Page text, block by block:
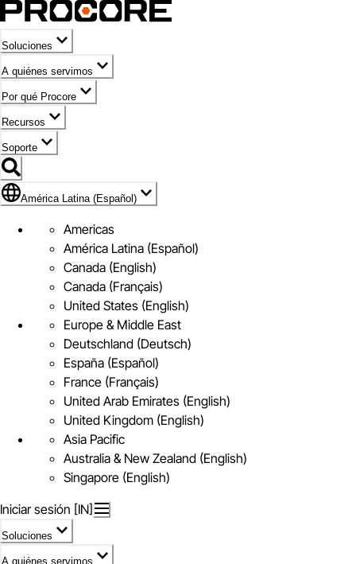
Soluciones
A quiénes servimos
Por qué Procore
Recursos
Soporte
Bandera de América Latina (Español)
América Latina (Español)
Americas
América Latina (Español)
Canada (English)
Canada (Français)
United States (English)
Europe & Middle East
Deutschland (Deutsch)
España (Español)
France (Français)
United Arab Emirates (English)
United Kingdom (English)
Asia Pacific
Australia & New Zealand (English)
Singapore (English)
Iniciar sesión [IN]
Soluciones
A quiénes servimos